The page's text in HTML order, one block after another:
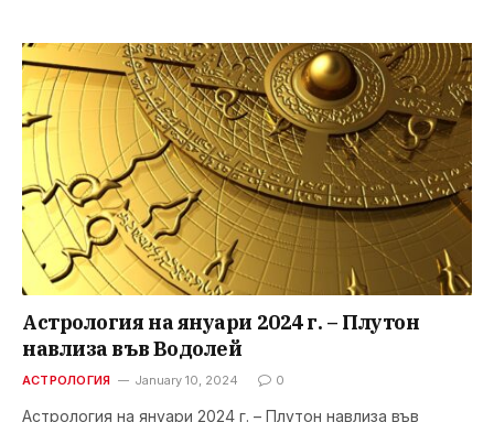
Астрология на януари 2024 г. – Плутон
навлиза във Водолей
АСТРОЛОГИЯ January 10, 2024 0
Астрология на януари 2024 г. – Плутон навлиза във